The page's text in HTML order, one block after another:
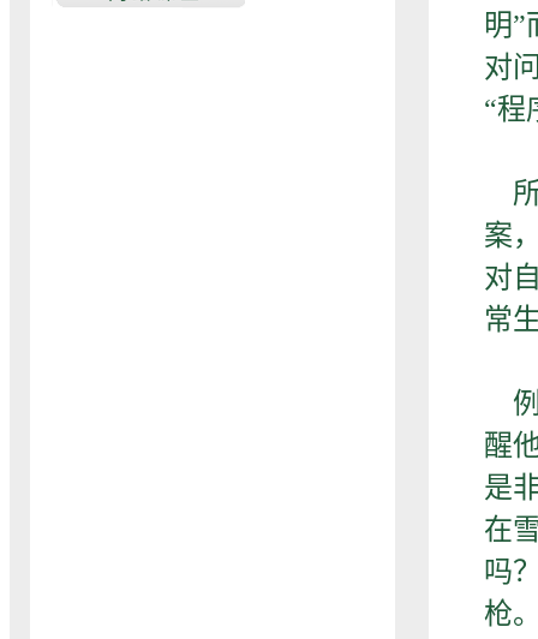
明”
对
“程
所
案
对
常
例
醒
是
在
吗
枪